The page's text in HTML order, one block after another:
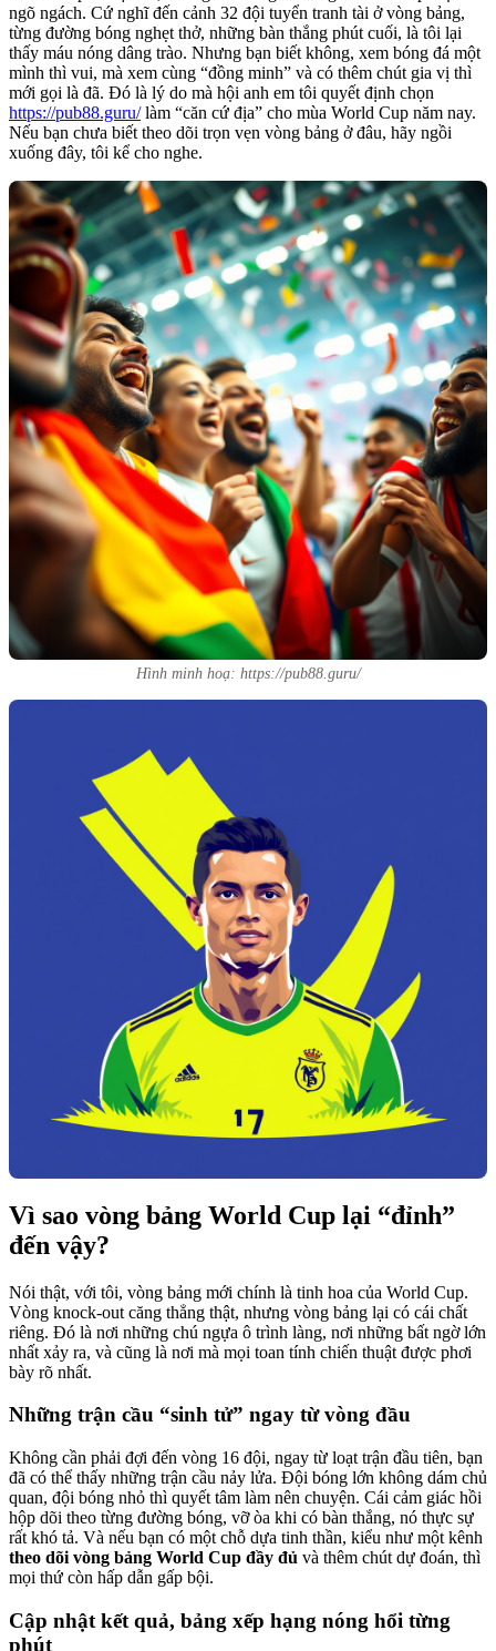
ngõ ngách. Cứ nghĩ đến cảnh 32 đội tuyển tranh tài ở vòng bảng,
từng đường bóng nghẹt thở, những bàn thắng phút cuối, là tôi lại
thấy máu nóng dâng trào. Nhưng bạn biết không, xem bóng đá một
mình thì vui, mà xem cùng “đồng minh” và có thêm chút gia vị thì
mới gọi là đã. Đó là lý do mà hội anh em tôi quyết định chọn
https://pub88.guru/làm “căn cứ địa” cho mùa World Cup năm nay.
Nếu bạn chưa biết theo dõi trọn vẹn vòng bảng ở đâu, hãy ngồi
xuống đây, tôi kể cho nghe.
Hình minh hoạ: https://pub88.guru/
Vì sao vòng bảng World Cup lại “đỉnh”
đến vậy?
Nói thật, với tôi, vòng bảng mới chính là tinh hoa của World Cup.
Vòng knock-out căng thẳng thật, nhưng vòng bảng lại có cái chất
riêng. Đó là nơi những chú ngựa ô trình làng, nơi những bất ngờ lớn
nhất xảy ra, và cũng là nơi mà mọi toan tính chiến thuật được phơi
bày rõ nhất.
Những trận cầu “sinh tử” ngay từ vòng đầu
Không cần phải đợi đến vòng 16 đội, ngay từ loạt trận đầu tiên, bạn
đã có thể thấy những trận cầu nảy lửa. Đội bóng lớn không dám chủ
quan, đội bóng nhỏ thì quyết tâm làm nên chuyện. Cái cảm giác hồi
hộp dõi theo từng đường bóng, vỡ òa khi có bàn thắng, nó thực sự
rất khó tả. Và nếu bạn có một chỗ dựa tinh thần, kiểu như một kênh
theo dõi vòng bảng World Cup đầy đủ và thêm chút dự đoán, thì
mọi thứ còn hấp dẫn gấp bội.
Cập nhật kết quả, bảng xếp hạng nóng hổi từng
phút